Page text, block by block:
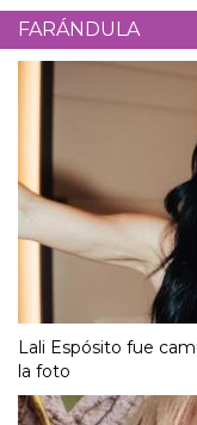
FARÁNDULA
Lali Espósito fue
la foto